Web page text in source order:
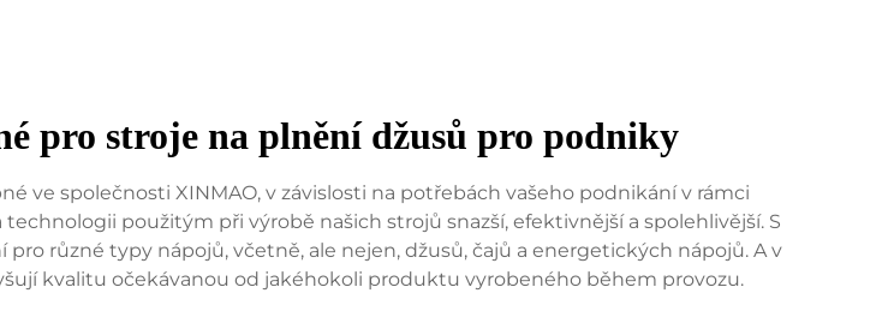
pro stroje na plnění džusů pro podniky
ve společnosti XINMAO, v závislosti na potřebách vašeho podnikání v rámci
použitým při výrobě našich strojů snazší, efektivnější a spolehlivější. S
různé typy nápojů, včetně, ale nejen, džusů, čajů a energetických nápojů. A v
kvalitu očekávanou od jakéhokoli produktu vyrobeného během provozu.